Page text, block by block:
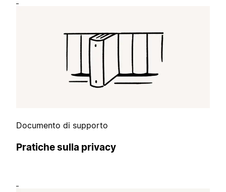
Documento di supporto
Pratiche sulla privacy